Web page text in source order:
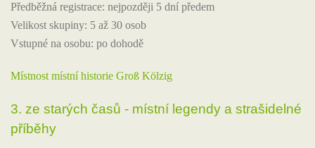
Předběžná registrace: nejpozději 5 dní předem
Velikost skupiny: 5 až 30 osob
Vstupné na osobu: po dohodě
Místnost místní historie Groß Kölzig
3. ze starých časů - místní legendy a strašidelné
příběhy